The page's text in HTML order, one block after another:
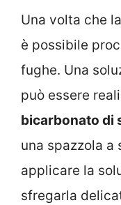
Una volta che
è possibile
fughe. Una
può essere
bicarbonato di
una spazzola a
applicare la
sfregarla